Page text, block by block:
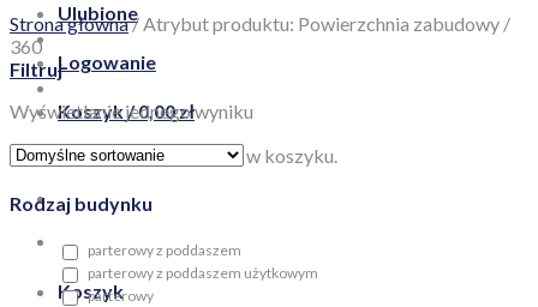
Ulubione
Logowanie
Koszyk /0,00zł
Brak produktów w koszyku.
Koszyk
Strona główna/Atrybut produktu: Powierzchnia zabudowy /
360
Filtruj
Wyświetlanie jednego wyniku
Rodzaj budynku
parterowy z poddaszem
parterowy z poddaszem użytkowym
parterowy